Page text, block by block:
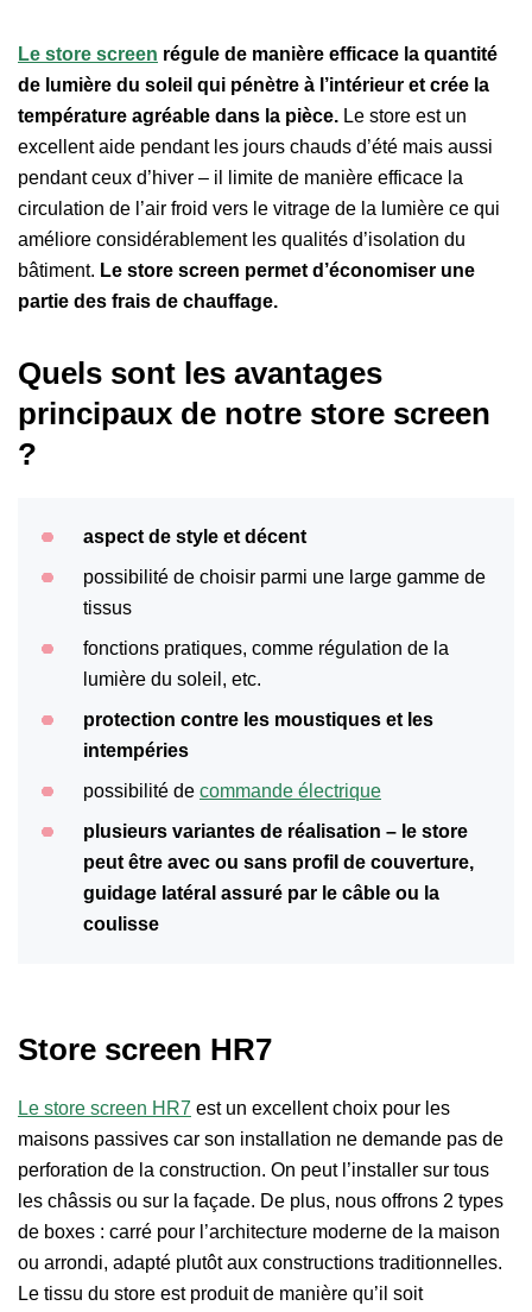
Le store screen régule de manière efficace la quantité
de lumière du soleil qui pénètre à l’intérieur et crée la
température agréable dans la pièce. Le store est un
excellent aide pendant les jours chauds d’été mais aussi
pendant ceux d’hiver – il limite de manière efficace la
circulation de l’air froid vers le vitrage de la lumière ce qui
améliore considérablement les qualités d’isolation du
bâtiment. Le store screen permet d’économiser une
partie des frais de chauffage.
Quels sont les avantages
principaux de notre store screen
?
aspect de style et décent
possibilité de choisir parmi une large gamme de
tissus
fonctions pratiques, comme régulation de la
lumière du soleil, etc.
protection contre les moustiques et les
intempéries
possibilité de commande électrique
plusieurs variantes de réalisation – le store
peut être avec ou sans profil de couverture,
guidage latéral assuré par le câble ou la
coulisse
Store screen HR7
Le store screen HR7 est un excellent choix pour les
maisons passives car son installation ne demande pas de
perforation de la construction. On peut l’installer sur tous
les châssis ou sur la façade. De plus, nous offrons 2 types
de boxes : carré pour l’architecture moderne de la maison
ou arrondi, adapté plutôt aux constructions traditionnelles.
Le tissu du store est produit de manière qu’il soit